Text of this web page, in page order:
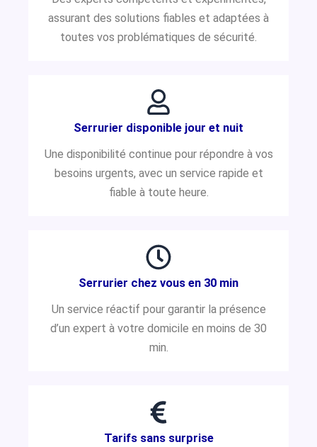
assurant des solutions fiables et adaptées à
toutes vos problématiques de sécurité.
Serrurier disponible jour et nuit
Une disponibilité continue pour répondre à vos
besoins urgents, avec un service rapide et
fiable à toute heure.
Serrurier chez vous en 30 min
Un service réactif pour garantir la présence
d’un expert à votre domicile en moins de 30
min.
Tarifs sans surprise